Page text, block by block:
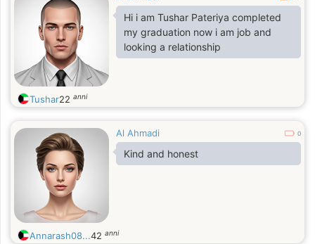
Hi i am Tushar Pateriya completed
my graduation now i am job and
looking a relationship
Tushar22 anni
Al Ahmadi 0
Kind and honest
Annarash08...42 anni